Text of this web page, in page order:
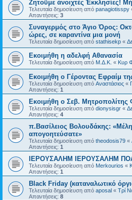
Ζητοῦμε ἀνοιχτές Ἐκκλησίες!
Τελευταία δημοσίευση από panagiotisspy
Απαντήσεις: 3
Συναγερμός στο Άγιο Όρος:
ώρες, σε καραντίνα μια μονή
Τελευταία δημοσίευση από stathisekp «
Εκοιμήθη η αδελφή Αθανασία
Τελευταία δημοσίευση από Μ.Δ.Κ. « Κυρ
Εκοιμήθη ο Γέροντας Εφραίμ
Τελευταία δημοσίευση από Αναστάσιος «
Απαντήσεις: 1
Εκοιμήθη ο Σεβ. Μητροπολίτης
Τελευταία δημοσίευση από dionysisgr «
Απαντήσεις: 4
π.Βασίλειος Βολουδάκης:
απογοητεύσατε»
Τελευταία δημοσίευση από theodosis79 «
Απαντήσεις: 1
ΙΕΡΟΥΣΑΛΗΜ ΙΕΡΟΥΣΑΛΗΜ
Τελευταία δημοσίευση από Merkourios «
Απαντήσεις: 1
Black Friday (καταναλωτικό
Τελευταία δημοσίευση από aposal « Τρί
Απαντήσεις: 8